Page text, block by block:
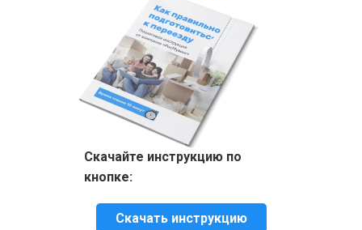
Скачайте инструкцию по
кнопке:
Скачать инструкцию